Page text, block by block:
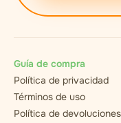
Guía de compra
Política de privacidad
Términos de uso
Política de devoluciones